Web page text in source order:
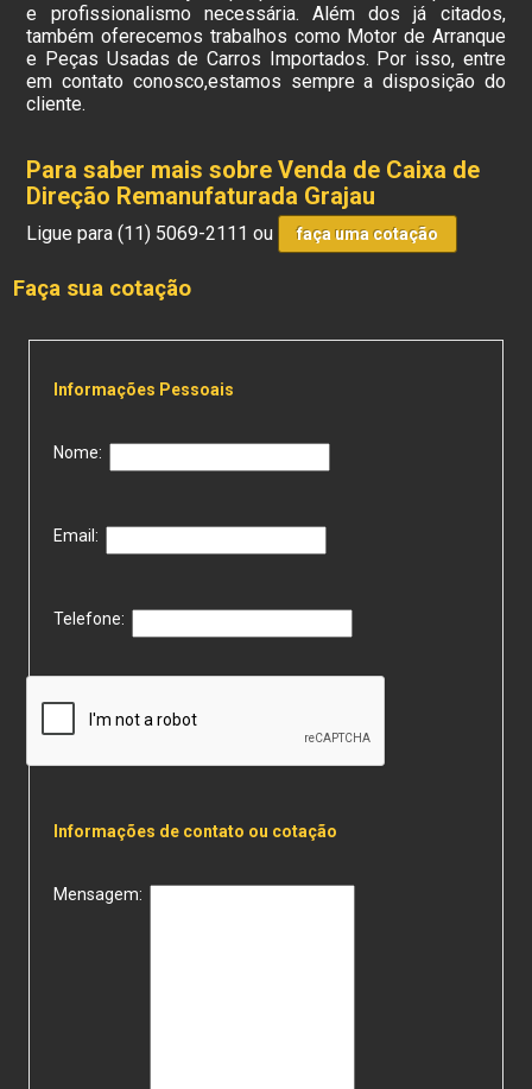
e profissionalismo necessária. Além dos já citados,
também oferecemos trabalhos como Motor de Arranque
e Peças Usadas de Carros Importados. Por isso, entre
em contato conosco,estamos sempre a disposição do
cliente.
Para saber mais sobre Venda de Caixa de
Direção Remanufaturada Grajau
Ligue para(11) 5069-2111 ou faça uma cotação
Faça sua cotação
Informações Pessoais
Nome:
Email:
Telefone:
Informações de contato ou cotação
Mensagem: